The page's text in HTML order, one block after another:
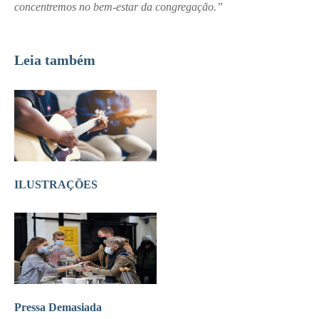
concentremos no bem-estar da congregação.”
Leia também
ILUSTRAÇÕES
Pressa Demasiada